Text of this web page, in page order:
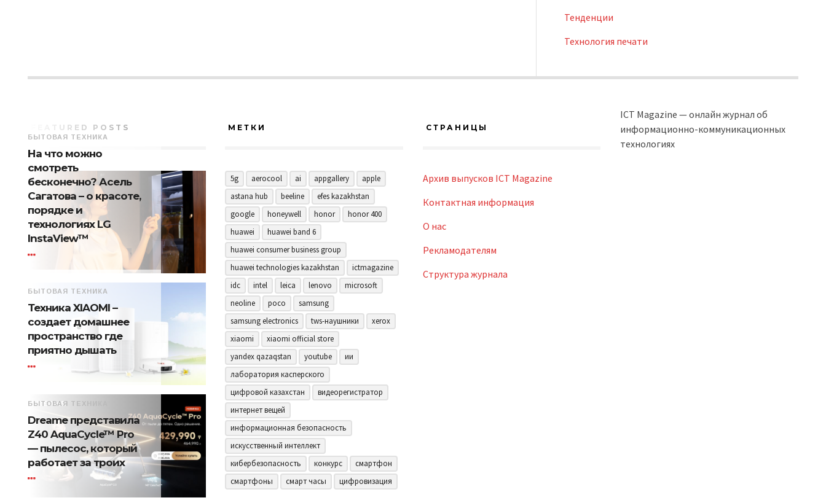
Тенденции
Технология печати
FEATURED POSTS
БЫТОВАЯ ТЕХНИКА
На что можно
смотреть
бесконечно? Асель
Сагатова – о красоте,
порядке и
технологиях LG
InstaView™
БЫТОВАЯ ТЕХНИКА
Техника XIAOMI –
создает домашнее
пространство где
приятно дышать
БЫТОВАЯ ТЕХНИКА
Dreame представила
Z40 AquaCycle™ Pro
— пылесос, который
работает за троих
МЕТКИ
5g aerocool ai appgallery
apple
astana hub
beeline
efes kazakhstan
google
honeywell honor
honor 400
huawei
huawei band 6
huawei consumer business group
huawei technologies kazakhstan
ictmagazine
idc
intel leica lenovo
microsoft
neoline
poco
samsung
samsung electronics
tws-наушники
xerox
xiaomi
xiaomi official store
yandex qazaqstan
youtube
ии
лаборатория касперского
цифровой казахстан
видеорегистратор
интернет вещей
информационная безопасность
искусственный интеллект
кибербезопасность
конкурс
смартфон
смартфоны
смарт часы цифровизация
СТРАНИЦЫ
Архив выпусков ICT Magazine
Контактная информация
О нас
Рекламодателям
Структура журнала
ICT Magazine — онлайн журнал об
информационно-коммуникационных
технологиях